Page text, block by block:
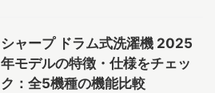
シャープ ドラム式洗濯機 2025
年モデルの特徴・仕様をチェッ
ク：全5機種の機能比較